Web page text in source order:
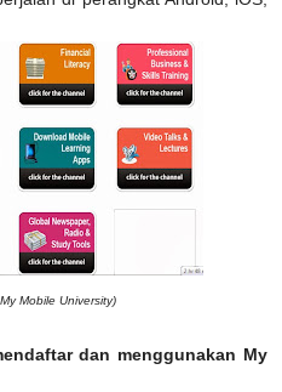
Mobile University)
dan menggunakan My